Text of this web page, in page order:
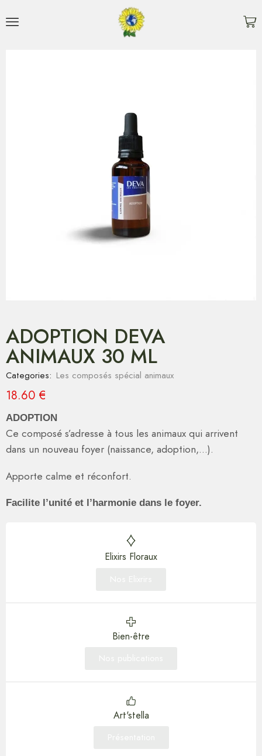
ADOPTION DEVA
ANIMAUX 30 ML
Categories: Les composés spécial animaux
18.60 €
ADOPTION
Ce composé s’adresse à tous les animaux qui arrivent
dans un nouveau foyer (naissance, adoption,…).
Apporte calme et réconfort.
Facilite l’unité et l’harmonie dans le foyer.
Elixirs Floraux
Bien-être
Art'stella